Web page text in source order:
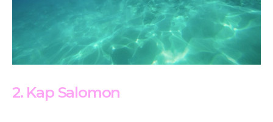
2. Kap Salomon